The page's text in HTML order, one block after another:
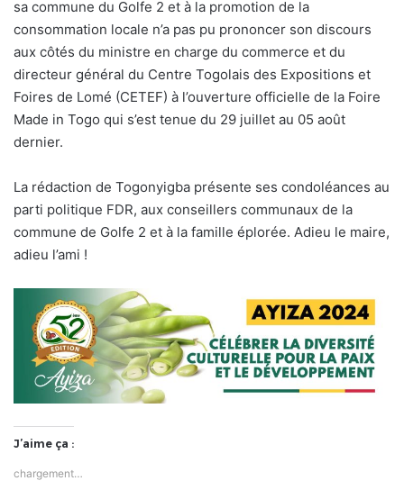
sa commune du Golfe 2 et à la promotion de la
consommation locale n’a pas pu prononcer son discours
aux côtés du ministre en charge du commerce et du
directeur général du Centre Togolais des Expositions et
Foires de Lomé (CETEF) à l’ouverture officielle de la Foire
Made in Togo qui s’est tenue du 29 juillet au 05 août
dernier.
La rédaction de Togonyigba présente ses condoléances au
parti politique FDR, aux conseillers communaux de la
commune de Golfe 2 et à la famille éplorée. Adieu le maire,
adieu l’ami !
J’aime ça :
chargement…